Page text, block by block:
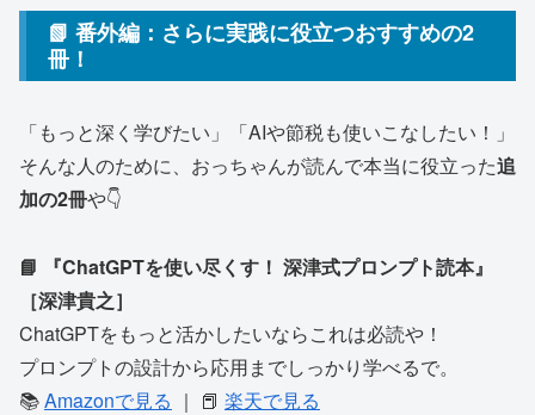
📗 番外編：さらに実践に役立つおすすめの2
冊！
「もっと深く学びたい」「AIや節税も使いこなしたい！」
そんな人のために、おっちゃんが読んで本当に役立った追
加の2冊や👇
📘 『ChatGPTを使い尽くす！ 深津式プロンプト読本』
［深津貴之］
ChatGPTをもっと活かしたいならこれは必読や！
プロンプトの設計から応用までしっかり学べるで。
📚Amazonで見る ｜ 📕 楽天で見る